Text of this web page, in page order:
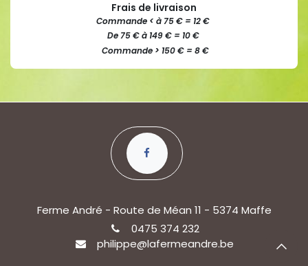
Frais de livraison
Commande < à 75 € = 12 €
De 75 € à 149 € = 10 €
Commande > 150 € = 8 €
Ferme André - Route de Méan 11 - 5374 Maffe
0475 374 232
philippe@lafermeandre.be